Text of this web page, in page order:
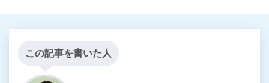
この記事を書いた人